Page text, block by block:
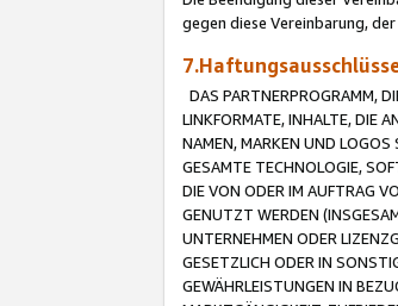
gegen diese Vereinbarung,
DAS PARTNERPROGRAMM,
LINKFORMATE, INHALTE, DIE
NAMEN, MARKEN UND LOGOS
GESAMTE TECHNOLOGIE,
DIE VON ODER IM AUFTRAG
GENUTZT WERDEN
UNTERNEHMEN ODER
GESETZLICH ODER IN
GEWÄHRLEISTUNGEN IN